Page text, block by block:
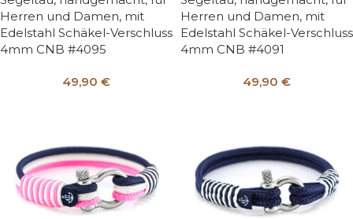
Herren und Damen, mit
Edelstahl Schäkel-Verschluss
4mm CNB #4095
49,90 €
Herren und Damen, mit
Edelstahl Schäkel-Verschluss
4mm CNB #4091
49,90 €